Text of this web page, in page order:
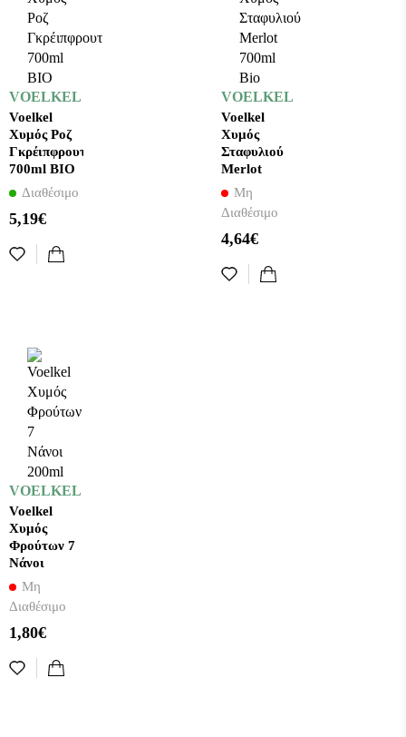
VOELKEL
Voelkel
Χυμός Ροζ
Γκρέιπφρουτ
700ml ΒΙΟ
Διαθέσιμο
5,19€
VOELKEL
Voelkel
Χυμός
Σταφυλιού
Merlot
700ml Bio
Μη
Διαθέσιμο
4,64€
VOELKEL
Voelkel
Χυμός
Φρούτων 7
Νάνοι
200ml
Μη
Διαθέσιμο
1,80€